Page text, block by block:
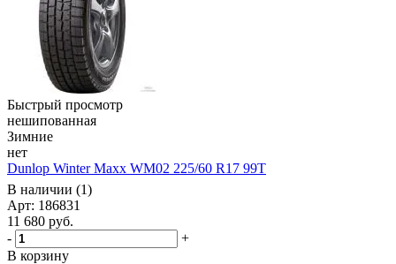
Быстрый просмотр
нешипованная
Зимние
нет
Dunlop Winter Maxx WM02 225/60 R17 99T
В наличии (1)
Арт: 186831
11 680 руб.
-
+
В корзину